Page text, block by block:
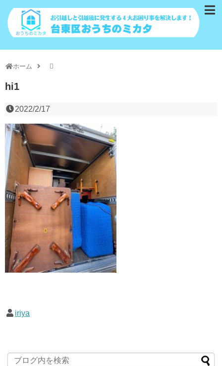
ホーム
hi1
2022/2/17
iriya